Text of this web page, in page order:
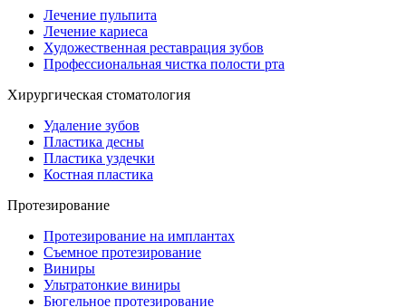
Лечение пульпита
Лечение кариеса
Художественная реставрация зубов
Профессиональная чистка полости рта
Хирургическая стоматология
Удаление зубов
Пластика десны
Пластика уздечки
Костная пластика
Протезирование
Протезирование на имплантах
Съемное протезирование
Виниры
Ультратонкие виниры
Бюгельное протезирование